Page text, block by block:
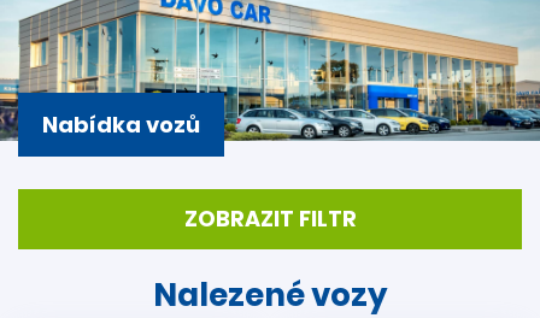
Nabídka vozů
ZOBRAZIT FILTR
Nalezené vozy